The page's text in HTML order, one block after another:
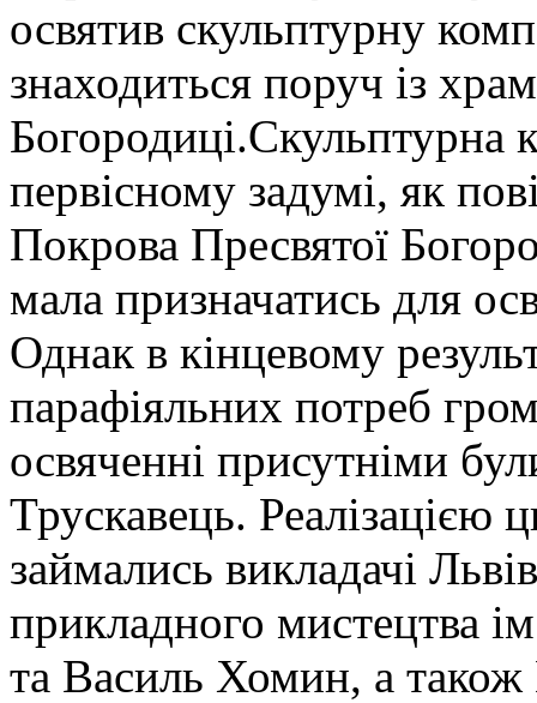
освятив скульптурну
знаходиться поруч із
Богородиці.Скульптурна
первісному задумі, як
Покрова Пресвятої
мала призначатись для
Однак в кінцевому
парафіяльних потреб
освяченні присутніми
Трускавець. Реалізацією
займались викладачі
прикладного мистецтва
та Василь Хомин, а